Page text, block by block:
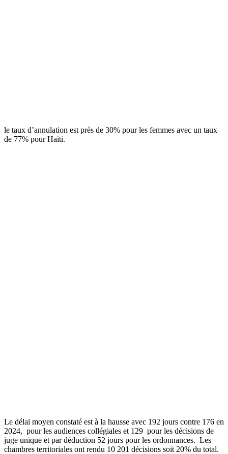
le taux d’annulation est près de 30% pour les femmes avec un taux
de 77% pour Haïti.
Le délai moyen constaté est à la hausse avec 192 jours contre 176 en
2024, pour les audiences collégiales et 129 pour les décisions de
juge unique et par déduction 52 jours pour les ordonnances. Les
chambres territoriales ont rendu 10 201 décisions soit 20% du total.